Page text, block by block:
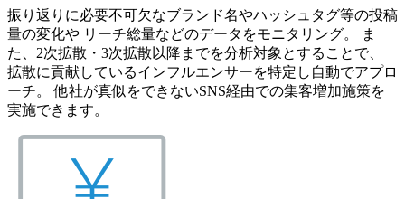
振り返りに必要不可欠なブランド名やハッシュタグ等の投稿
量の変化や リーチ総量などのデータをモニタリング。 ま
た、2次拡散・3次拡散以降までを分析対象とすることで、
拡散に貢献しているインフルエンサーを特定し自動でアプロ
ーチ。 他社が真似をできないSNS経由での集客増加施策を
実施できます。